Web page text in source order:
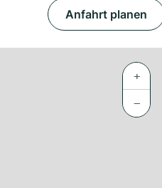
Anfahrt planen
+
−